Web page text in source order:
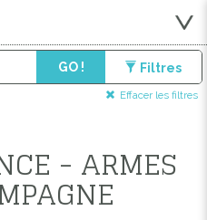
GO ! Filtres
Effacer les filtres
- ARMES